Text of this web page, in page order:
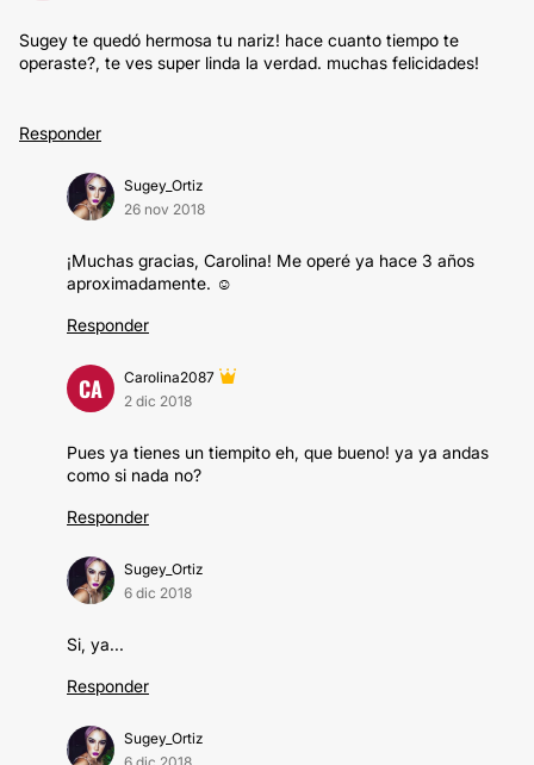
Sugey te quedó hermosa tu nariz! hace cuanto tiempo te
operaste?, te ves super linda la verdad. muchas felicidades!
Responder
Sugey_Ortiz
26 nov 2018
¡Muchas gracias, Carolina! Me operé ya hace 3 años
aproximadamente. ☺️
Responder
CA
Carolina2087
2 dic 2018
Pues ya tienes un tiempito eh, que bueno! ya ya andas
como si nada no?
Responder
Sugey_Ortiz
6 dic 2018
Si, ya...
Responder
Sugey_Ortiz